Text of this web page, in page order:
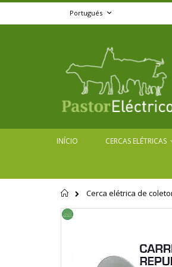
SkipLanguage
Portugués
INÍCIO CERCAS ELÉTRICAS
Cerca elétrica de
Skip